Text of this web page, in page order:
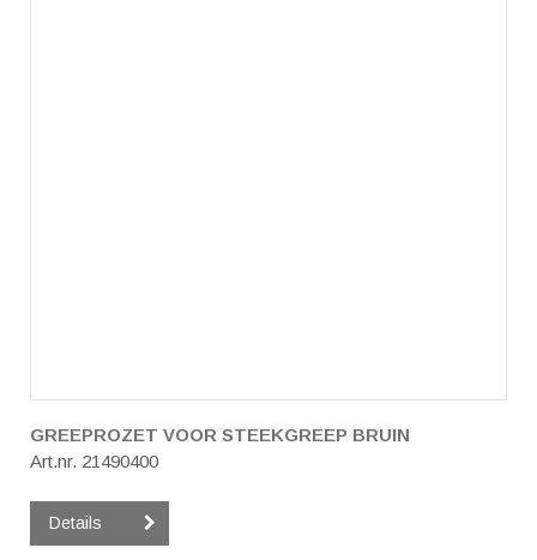
GREEPROZET VOOR STEEKGREEP BRUIN
Art.nr. 21490400
Details